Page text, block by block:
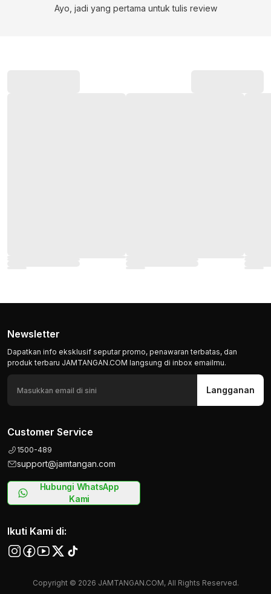
Newsletter
Dapatkan info eksklusif seputar promo, penawaran terbatas, dan
produk terbaru JAMTANGAN.COM langsung di inbox emailmu.
Langganan
Customer Service
1500-489
support@jamtangan.com
Hubungi WhatsApp
Kami
Ikuti Kami di:
Copyright © 2026 JAMTANGAN.COM, All Rights Reserved.
Ayo, jadi yang pertama untuk tulis review